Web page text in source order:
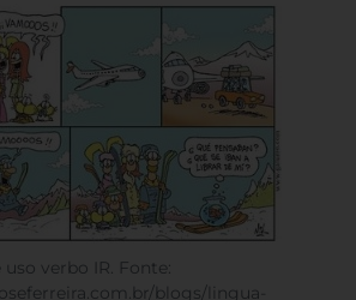
uso verbo IR. Fonte:
blogs/lingua-